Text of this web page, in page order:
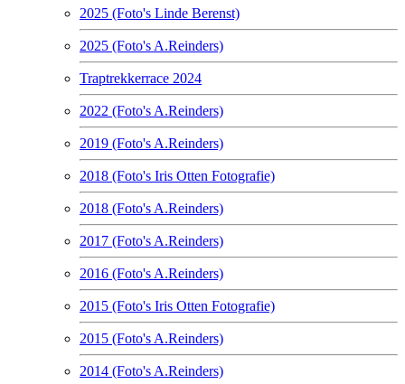
2025 (Foto's Linde Berenst)
2025 (Foto's A.Reinders)
Traptrekkerrace 2024
2022 (Foto's A.Reinders)
2019 (Foto's A.Reinders)
2018 (Foto's Iris Otten Fotografie)
2018 (Foto's A.Reinders)
2017 (Foto's A.Reinders)
2016 (Foto's A.Reinders)
2015 (Foto's Iris Otten Fotografie)
2015 (Foto's A.Reinders)
2014 (Foto's A.Reinders)